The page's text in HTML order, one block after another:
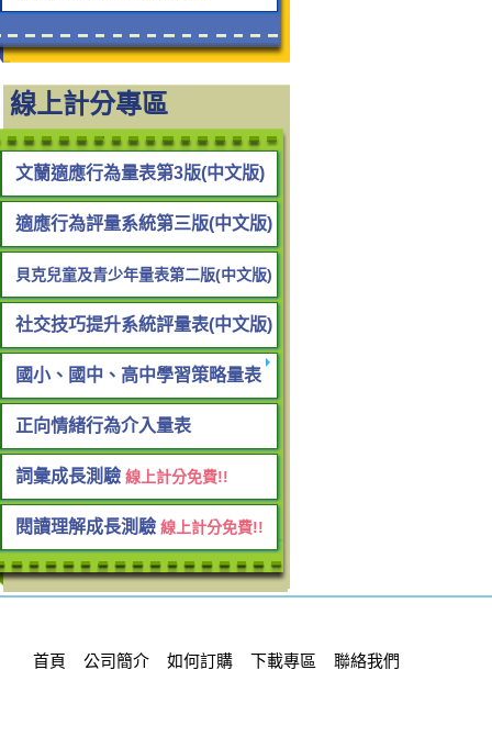
線上計分專區
文蘭適應行為量表第3版(中文版)
適應行為評量系統第三版(中文版)
貝克兒童及青少年量表第二版(中文版)
社交技巧提升系統評量表(中文版)
國小、國中、高中學習策略量表
正向情緒行為介入量表
詞彙成長測驗 線上計分免費!!
閱讀理解成長測驗 線上計分免費!!
首頁 公司簡介 如何訂購 下載專區 聯絡我們